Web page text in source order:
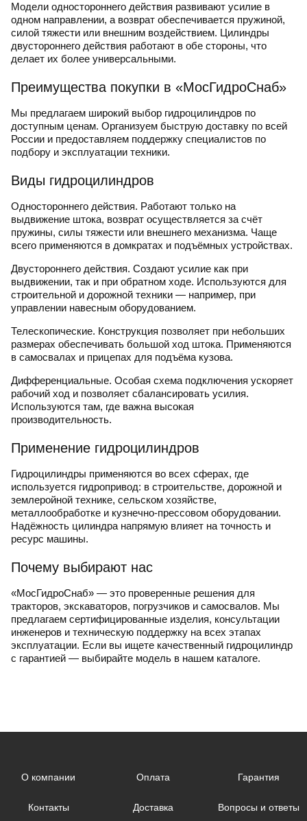
Модели одностороннего действия развивают усилие в
одном направлении, а возврат обеспечивается пружиной,
силой тяжести или внешним воздействием. Цилиндры
двустороннего действия работают в обе стороны, что
делает их более универсальными.
Преимущества покупки в «МосГидроСнаб»
Мы предлагаем широкий выбор гидроцилиндров по
доступным ценам. Организуем быструю доставку по всей
России и предоставляем поддержку специалистов по
подбору и эксплуатации техники.
Виды гидроцилиндров
Одностороннего действия. Работают только на
выдвижение штока, возврат осуществляется за счёт
пружины, силы тяжести или внешнего механизма. Чаще
всего применяются в домкратах и подъёмных устройствах.
Двустороннего действия. Создают усилие как при
выдвижении, так и при обратном ходе. Используются для
строительной и дорожной техники — например, при
управлении навесным оборудованием.
Телескопические. Конструкция позволяет при небольших
размерах обеспечивать большой ход штока. Применяются
в самосвалах и прицепах для подъёма кузова.
Дифференциальные. Особая схема подключения ускоряет
рабочий ход и позволяет сбалансировать усилия.
Используются там, где важна высокая
производительность.
Применение гидроцилиндров
Гидроцилиндры применяются во всех сферах, где
используется гидропривод: в строительстве, дорожной и
землеройной технике, сельском хозяйстве,
металлообработке и кузнечно-прессовом оборудовании.
Надёжность цилиндра напрямую влияет на точность и
ресурс машины.
Почему выбирают нас
«МосГидроСнаб» — это проверенные решения для
тракторов, экскаваторов, погрузчиков и самосвалов. Мы
предлагаем сертифицированные изделия, консультации
инженеров и техническую поддержку на всех этапах
эксплуатации. Если вы ищете качественный гидроцилиндр
с гарантией — выбирайте модель в нашем каталоге.
О компании Оплата Гарантия
Контакты Доставка Вопросы и ответы